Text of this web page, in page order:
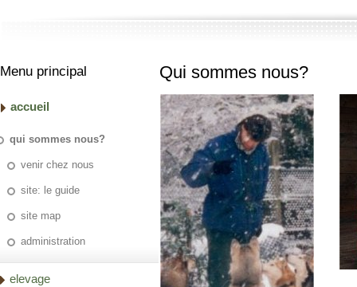
Menu principal
accueil
qui sommes nous?
venir chez nous
site: le guide
site map
administration
elevage
Qui sommes nous?